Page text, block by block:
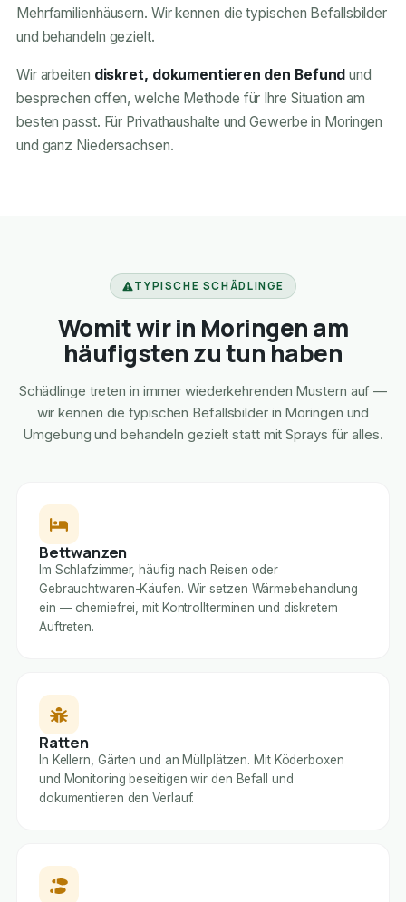
Mehrfamilienhäusern. Wir kennen die typischen Befallsbilder
und behandeln gezielt.
Wir arbeiten diskret, dokumentieren den Befund und
besprechen offen, welche Methode für Ihre Situation am
besten passt. Für Privathaushalte und Gewerbe in Moringen
und ganz Niedersachsen.
TYPISCHE SCHÄDLINGE
Womit wir in Moringen am
häufigsten zu tun haben
Schädlinge treten in immer wiederkehrenden Mustern auf —
wir kennen die typischen Befallsbilder in Moringen und
Umgebung und behandeln gezielt statt mit Sprays für alles.
Bettwanzen
Im Schlafzimmer, häufig nach Reisen oder
Gebrauchtwaren-Käufen. Wir setzen Wärmebehandlung
ein — chemiefrei, mit Kontrollterminen und diskretem
Auftreten.
Ratten
In Kellern, Gärten und an Müllplätzen. Mit Köderboxen
und Monitoring beseitigen wir den Befall und
dokumentieren den Verlauf.